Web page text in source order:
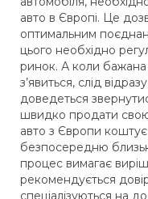
авто в Європі. Це
оптимальним
цього необхідно
ринок. А коли бажана
з’явиться, слід
доведеться
швидко продати
авто з Європи
безпосередню
процес вимагає
рекомендується